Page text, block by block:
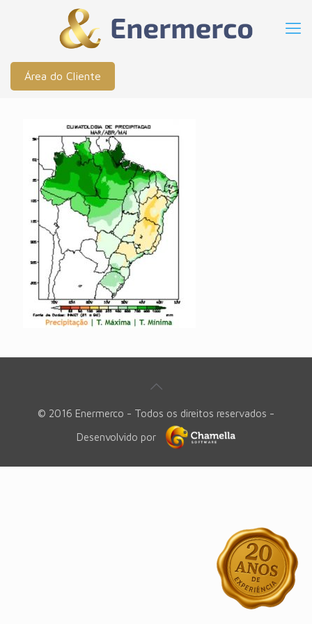
Área do Cliente
© 2016 Enermerco - Todos os direitos reservados -
Desenvolvido por